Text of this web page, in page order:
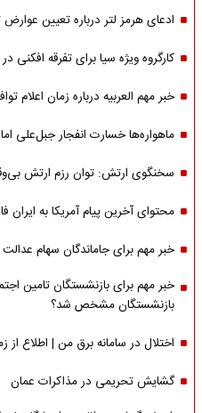
ادعای هرمز لتر درباره تعیین عوارض
کارگروه ویژه سیا برای تفرقه افکنی در
خبر مهم العربیه درباره زمان اعلام
ماهواره‌‌ها خسارت انفجار جبل‌علی
سخنگوی ارتش: توان رزم ارتش
محتوای آخرین پیام آمریکا به
خبر مهم برای جاماندگان سهام
خبر مهم برای بازنشستگان تامین
بازنشستگان مشخص شد؟
اختلال در سامانه برق من | اطلاع
گشایش تحریمی در مذاکرات عمان